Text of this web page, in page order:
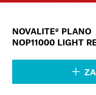
NOVALITE® PLANO
NOP11000 LIGHT